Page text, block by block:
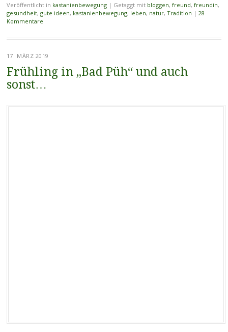
Veröffentlicht in kastanienbewegung | Getaggt mit bloggen, freund, freundin,
gesundheit, gute ideen, kastanienbewegung, leben, natur, Tradition | 28
Kommentare
17. MÄRZ 2019
Frühling in „Bad Püh“ und auch
sonst…